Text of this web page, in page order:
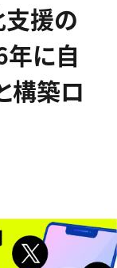
支援の
年に自
構築ロ